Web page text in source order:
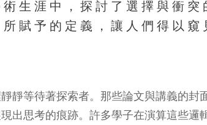
生涯中，探討了選擇與衝突
賦予的定義，讓人們得以窺
靜等待著探索者。那些論文與講義的封
出思考的痕跡。許多學子在演算這些邏